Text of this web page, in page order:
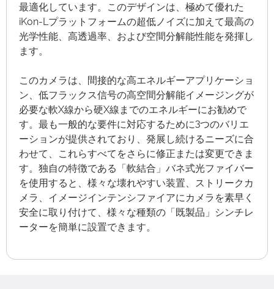
最適化しています。このデザインは、極めて優れた
iKon-Lプラットフォームの超低ノイズに加えて最高の
光学性能、高透過率、および空間分解能性能を発揮し
ます。
このカメラは、間接的な高エネルギーアプリケーショ
ン、低フラックス信号の高空間分解能イメージングが
必要な軟X線から硬X線までのエネルギーにお勧めで
す。最も一般的な要件に対応するために3つのバリエ
ーションが提供されており、発展し続けるニーズに合
わせて、これらすべてをさらに修正または変更できま
す。独自の特徴である「軟結合」バネ式光ファイバー
を使用すると、様々な壊れやすい装置、ストリークカ
メラ、イメージインテンシファイアにカメラを素早く
安全に取り付けて、様々な種類の「既製品」シンチレ
ーターを簡単に設置できます。